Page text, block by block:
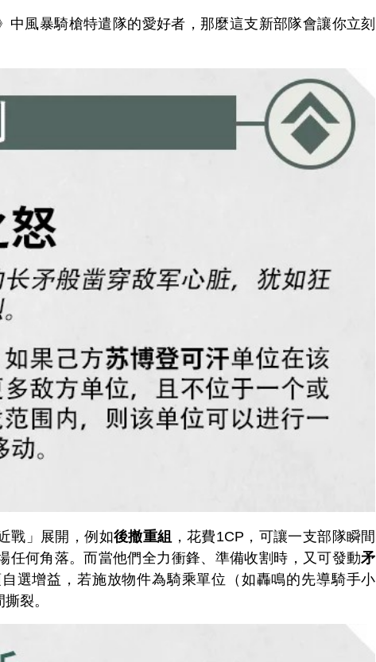
中風暴騎槍特遣隊的愛好者，那麼這支新部隊會讓你立刻
戰」展開，例如後撤重組 ，花費1CP，可讓一支部隊瞬間
任何角落。而當他們全力衝鋒、準備收割時，又可發動矛
選增益，若施放物件為騎乘單位（如轟鳴的先導騎手小
裂。